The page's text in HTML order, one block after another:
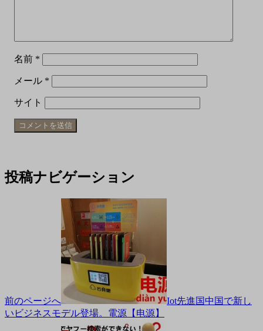
名前 *
メール *
サイト
投稿ナビゲーション
前のページへ
Iot先進国中国で新し
いビジネスモデル登場。電源【电源】